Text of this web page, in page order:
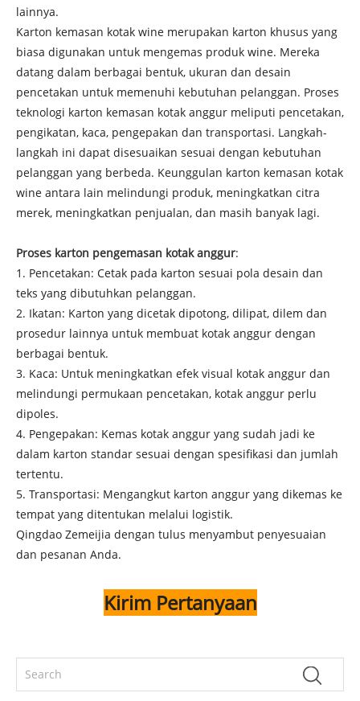
lainnya.
Karton kemasan kotak wine merupakan karton khusus yang
biasa digunakan untuk mengemas produk wine. Mereka
datang dalam berbagai bentuk, ukuran dan desain
pencetakan untuk memenuhi kebutuhan pelanggan. Proses
teknologi karton kemasan kotak anggur meliputi pencetakan,
pengikatan, kaca, pengepakan dan transportasi. Langkah-
langkah ini dapat disesuaikan sesuai dengan kebutuhan
pelanggan yang berbeda. Keunggulan karton kemasan kotak
wine antara lain melindungi produk, meningkatkan citra
merek, meningkatkan penjualan, dan masih banyak lagi.
Proses karton pengemasan kotak anggur:
1. Pencetakan: Cetak pada karton sesuai pola desain dan
teks yang dibutuhkan pelanggan.
2. Ikatan: Karton yang dicetak dipotong, dilipat, dilem dan
prosedur lainnya untuk membuat kotak anggur dengan
berbagai bentuk.
3. Kaca: Untuk meningkatkan efek visual kotak anggur dan
melindungi permukaan pencetakan, kotak anggur perlu
dipoles.
4. Pengepakan: Kemas kotak anggur yang sudah jadi ke
dalam karton standar sesuai dengan spesifikasi dan jumlah
tertentu.
5. Transportasi: Mengangkut karton anggur yang dikemas ke
tempat yang ditentukan melalui logistik.
Qingdao Zemeijia dengan tulus menyambut penyesuaian
dan pesanan Anda.
Kirim Pertanyaan